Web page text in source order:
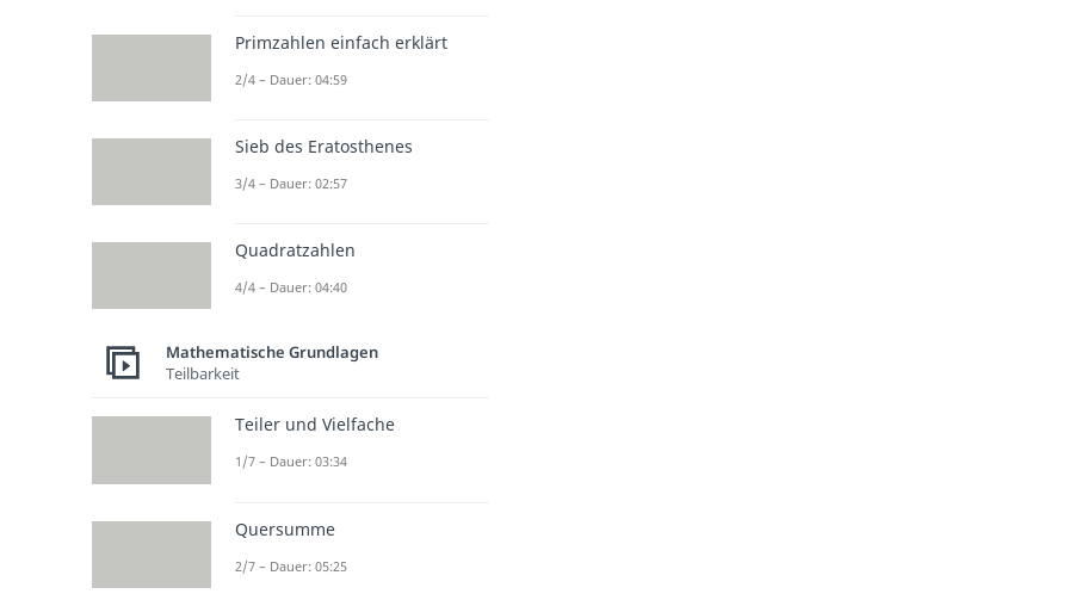
Primzahlen einfach erklärt
2/4 – Dauer: 04:59
Sieb des Eratosthenes
3/4 – Dauer: 02:57
Quadratzahlen
4/4 – Dauer: 04:40
Mathematische Grundlagen
Teilbarkeit
Teiler und Vielfache
1/7 – Dauer: 03:34
Quersumme
2/7 – Dauer: 05:25